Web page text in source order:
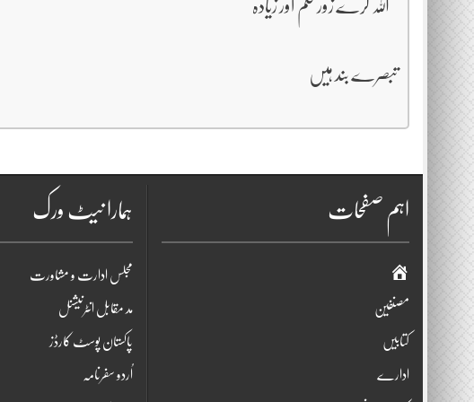
اللہ کرے زور قلم اور زیادہ
تبصرے بند ہیں
ہمارا نیٹ ورک
مجلس ادارت و مشاورت
مد مقابل انٹرنیشنل
پاکستان پوسٹ کارڈز
اُردو سفرنامہ
اہم صفحات
صفحہ
اوّل
مصنفین
کتابیں
ادارے